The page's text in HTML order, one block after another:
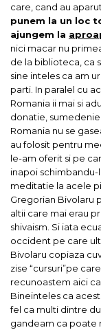
care, cand au
punem la un loc
ajungem la
nici macar nu
de la biblioteca, ca
sine inteles ca am
parti. In paralel cu
Romania ii mai si
donatie,
Romania nu se
au folosit pentru
le-am oferit si pe
inapoi
meditatie la acele
Gregorian Bivolaru
altii care mai erau
shivaism. Si iata
occident pe care
Bivolaru copiaza
zise “cursuri”pe
recunoastem aici
Bineinteles ca
fel ca multi dintre
gandeam ca poate